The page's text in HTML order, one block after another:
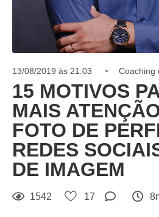
13/08/2019 às 21:03 Coaching
15 MOTIVOS
MAIS
FOTO DE
REDES
DE IMAGEM
1542 17